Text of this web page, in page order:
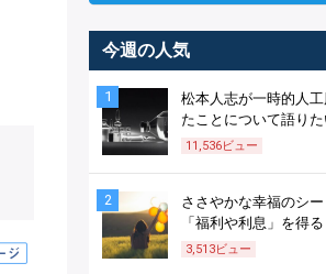
今週の人気
1
松本人志が一時的人
たことについて語り
11,536ビュー
2
ささやかな幸福のシ
「福利や利息」を得る
3,513ビュー